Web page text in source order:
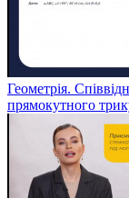
Геометрія.
прямокутного